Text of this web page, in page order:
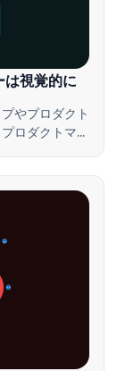
は視覚的に
やプロダクト
ロダクトマネ
28
31